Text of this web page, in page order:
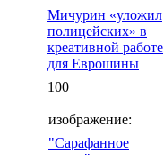
Мичурин «уложил
полицейских» в
креативной работе
для Еврошины
100
изображение:
"Сарафанное